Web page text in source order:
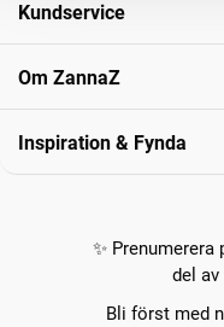
Kundservice
Om ZannaZ
Inspiration & Fynda
✨
del
Bli först med